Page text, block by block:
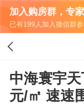
加入购房群，专
已有199人加入微信群
中海寰宇
元/㎡ 速速